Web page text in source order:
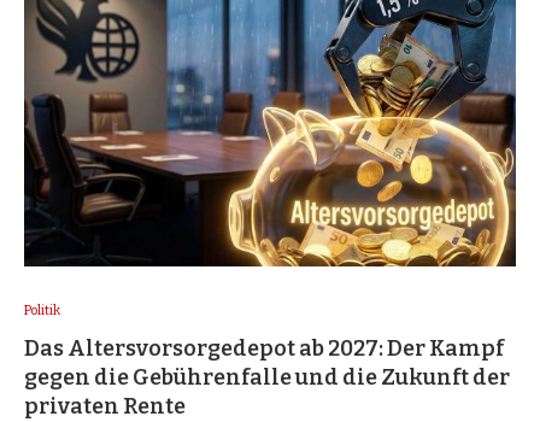
Politik
Das Altersvorsorgedepot ab 2027: Der Kampf
gegen die Gebührenfalle und die Zukunft der
privaten Rente